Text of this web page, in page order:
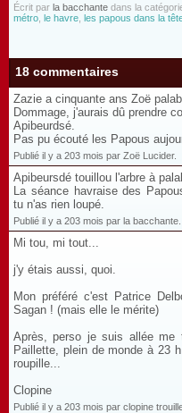
Écrit par la bacchante dans la
métro le havre les papous dans la
18 commentaires
Zazie a cinquante ans Zoë
Dommage, j'aurais dû prendre
Apibeurdsé.
Pas pu écouté les Papous
Publié il y a 203 mois par Zoë Lucider.
Apibeursdé touillou l'arbre à
La séance havraise des
tu n'as rien loupé.
Publié il y a 203 mois par la bacchante.
Mi tou, mi tout...
j'y étais aussi, quoi.
Mon préféré c'est Patrice
Sagan ! (mais elle le mérite)
Après, perso je suis allée
Paillette, plein de monde à 23
roupille...
Clopine
Publié il y a 203 mois par clopine